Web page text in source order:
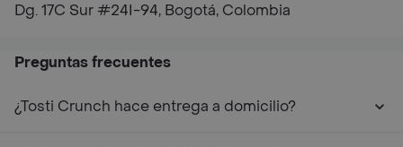
Dg. 17C Sur #24I-94, Bogotá, Colombia
Preguntas frecuentes
¿Tosti Crunch hace entrega a domicilio?